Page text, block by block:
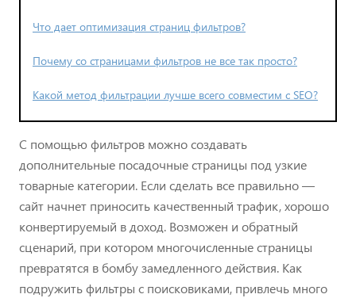
Что дает оптимизация страниц фильтров?
Почему со страницами фильтров не все так просто?
Какой метод фильтрации лучше всего совместим с SEO?
С помощью фильтров можно создавать
дополнительные посадочные страницы под узкие
товарные категории. Если сделать все правильно —
сайт начнет приносить качественный трафик, хорошо
конвертируемый в доход. Возможен и обратный
сценарий, при котором многочисленные страницы
превратятся в бомбу замедленного действия. Как
подружить фильтры с поисковиками, привлечь много